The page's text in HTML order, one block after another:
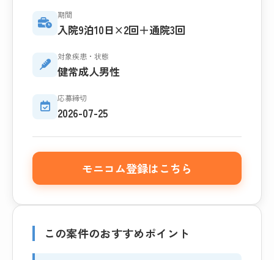
期間
入院9泊10日×2回＋通院3回
対象疾患・状態
健常成人男性
応募締切
2026-07-25
モニコム登録はこちら
この案件のおすすめポイント